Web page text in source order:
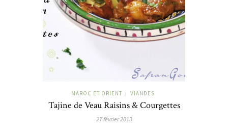
MAROC ET ORIENT / VIANDES
Tajine de Veau Raisins & Courgettes
27 février 2013